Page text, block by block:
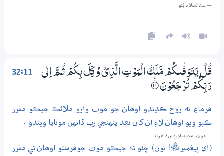
— عبدالسلام ڀُٽو
32:11
قُلْ يَتَوَفّٰىكُمْ مَّلَكُ الْمَوْتِ الَّذِيْ وُكِّلَ بِكُمْ ثُـمَّ اِلٰى
رَبِّكُمْ تُرْجَعُوْنَ ۝ۧ11
فرماءِ ته روح ڪڍندو اوهان جو موت وارو ملائڪ جيڪو مقرر
ڪيو ويو اوهان لاءِ ان کان بعد پنهنجي رب ڏانهن موٽايا ويندؤ .
— مولانا محمد ادريس ڏاھري
(اي پيغمبرﷺ! تون) چئو ته جيڪو موت جوفرشتو اوهان تي مقرر